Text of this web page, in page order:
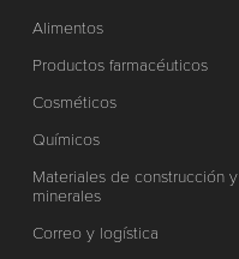
Alimentos
Productos farmacéuticos
Cosméticos
Químicos
Materiales de construcción y
minerales
Correo y logística